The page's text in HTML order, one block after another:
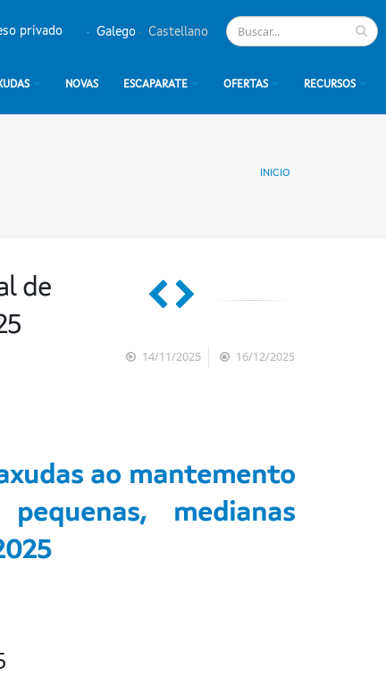
Galego Castellano
privado
NOVAS ESCAPARATE OFERTAS RECURSOS
INICIO
de
14/11/2025 16/12/2025
ao mantemento
medianas